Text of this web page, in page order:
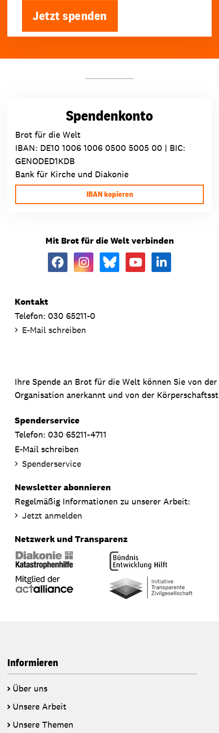
Jetzt spenden
Spendenkonto
Brot für die Welt
IBAN: DE10 1006 1006 0500 5005 00 | BIC:
GENODED1KDB
Bank für Kirche und Diakonie
IBAN kopieren
Mit Brot für die Welt verbinden
Kontakt
Telefon: 030 65211-0
E-Mail schreiben
Ihre Spende an Brot für die Welt können Sie von
Organisation anerkannt und von der
Spenderservice
Telefon: 030 65211-4711
E-Mail schreiben
Spenderservice
Newsletter abonnieren
Regelmäßig Informationen zu unserer Arbeit:
Jetzt anmelden
Netzwerk und Transparenz
Informieren
Über uns
Unsere Arbeit
Unsere Themen